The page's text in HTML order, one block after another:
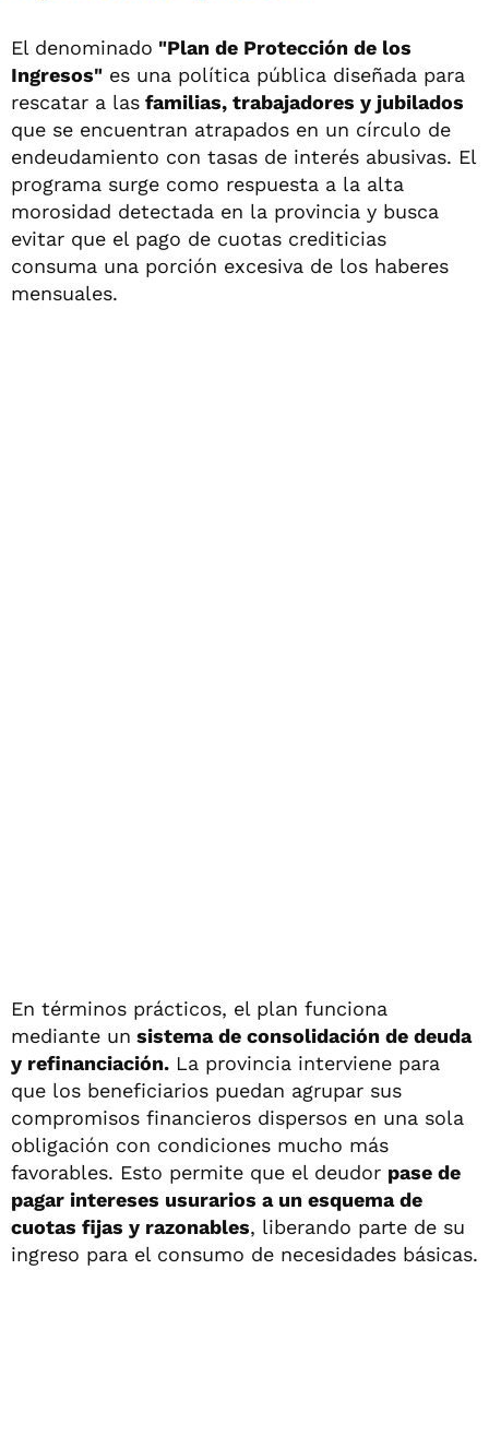
El denominado "Plan de Protección de los
Ingresos" es una política pública diseñada para
rescatar a las familias, trabajadores y jubilados
que se encuentran atrapados en un círculo de
endeudamiento con tasas de interés abusivas. El
programa surge como respuesta a la alta
morosidad detectada en la provincia y busca
evitar que el pago de cuotas crediticias
consuma una porción excesiva de los haberes
mensuales.
En términos prácticos, el plan funciona
mediante un sistema de consolidación de deuda
y refinanciación. La provincia interviene para
que los beneficiarios puedan agrupar sus
compromisos financieros dispersos en una sola
obligación con condiciones mucho más
favorables. Esto permite que el deudor pase de
pagar intereses usurarios a un esquema de
cuotas fijas y razonables, liberando parte de su
ingreso para el consumo de necesidades básicas.